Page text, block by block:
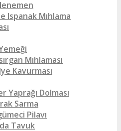
Ispanak Mıhlama
Mıhlaması
Kavurması
Yaprağı Dolması
Sarma
Pilavı
Tavuk